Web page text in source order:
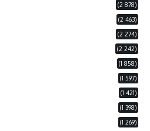
(2 878)
(2 463)
(2 274)
(2 242)
(1 858)
(1 597)
(1 421)
(1 398)
(1 269)